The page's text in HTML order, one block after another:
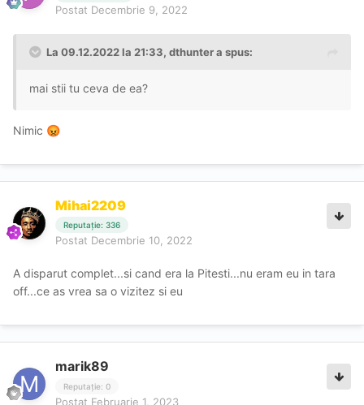
Postat Decembrie 9, 2022
La 09.12.2022 la 21:33, dthuntera spus:
mai stii tu ceva de ea?
Nimic 😡
Mihai2209
Reputație: 336
Postat Decembrie 10, 2022
A disparut complet...si cand era la Pitesti...nu eram eu in tara
off...ce as vrea sa o vizitez si eu
marik89
Reputație: 0
Postat Februarie 1, 2023